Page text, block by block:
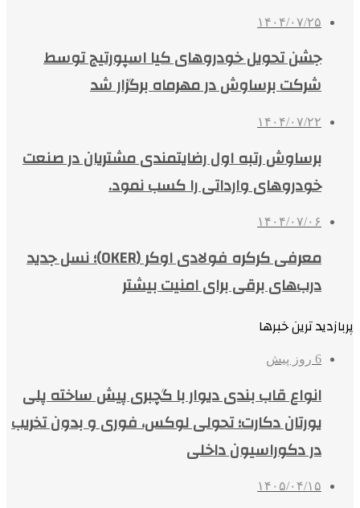
۱۴۰۴/۰۷/۲۵
جشن تحویل خودروهای کیا اسپورتیج توسط
شرکت برساوش در مهرماه برگزار شد
۱۴۰۴/۰۷/۲۲
برساوش رتبه اول رضایتمندی مشتریان در صنعت
خودروهای وارداتی را کسب نمود.
۱۴۰۴/۰۷/۰۶
معرفی کرکره فولادی اوکر (OKER)؛ نسل جدید
درب‌های برقی برای امنیت بیشتر
پربازدید ترین خبرها
6 روز پیش
انواع قاب بندی دیوار با گچبری پیش ساخته پلی
یورتان دکارت؛ تحولی لوکس، فوری و بدون تخریب
در دکوراسیون داخلی
۱۴۰۵/۰۴/۱۵